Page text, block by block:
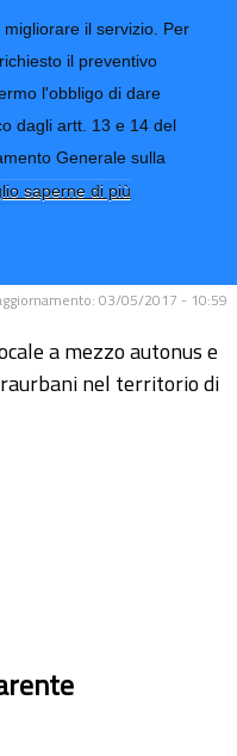
il servizio. Per
il preventivo
l'obbligo di dare
dagli artt. 13 e 14 del
Generale sulla
saperne di più
CONTATTI-URP
TRASPARENZA
relativo a
di trasporto
03/05/2017 - 10:59
a mezzo autonus e
nel territorio di